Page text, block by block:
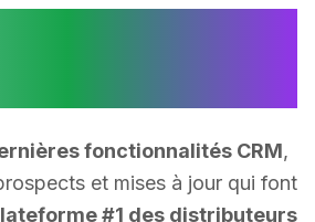
fonctionnalités CRM,
et mises à jour qui font
#1 des distributeurs